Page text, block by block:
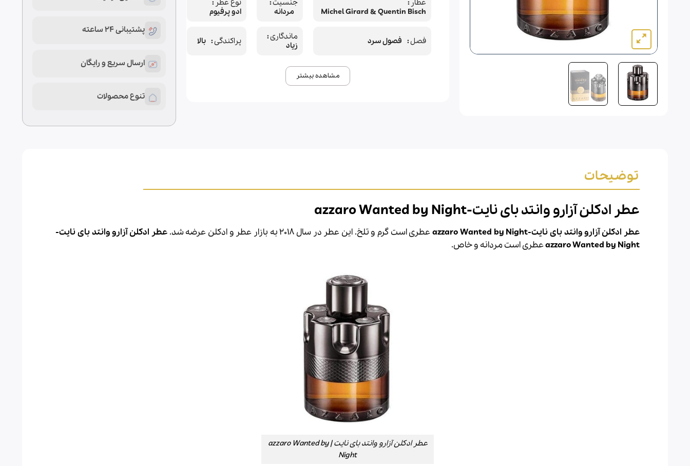
عطار
Michel Girard & Quentin Bisch
جنسیت
مردانه
نوع عطر
ادو پرفیوم
فصل فصول سرد
ماندگاری
زیاد
پراکندگی بالا
مشاهده بیشتر
پشتیبانی 24 ساعته
ارسال سریع و رایگان
تنوع محصولات
توضیحات
عطر ادکلن آزارو وانتد بای نایت-azzaro Wanted by Night
عطر ادکلن آزارو وانتد بای نایت-azzaro Wanted by Night عطری است گرم و تلخ. این عطر در سال 2018 به بازار عطر و ادکلن عرضه شد.
عطر ادکلن آزارو وانتد بای نایت-
azzaro Wanted by Nightعطری است مردانه و خاص.
عطر ادکلن آزارو وانتد بای نایت | azzaro Wanted by
Night